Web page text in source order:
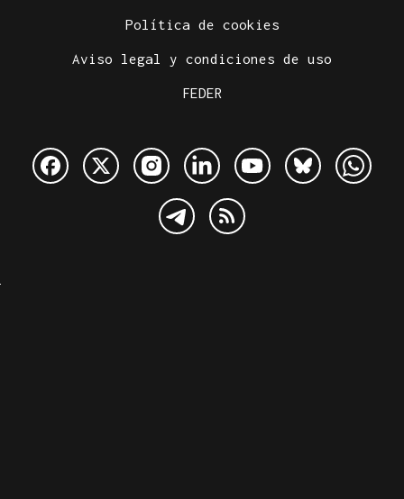
Política de cookies
Aviso legal y condiciones de uso
FEDER